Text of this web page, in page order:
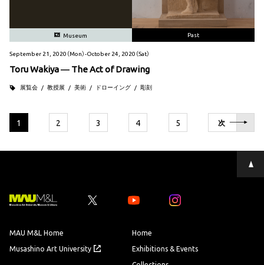
Museum Past
September 21, 2020（Mon）-October 24, 2020（Sat）
Toru Wakiya ― The Act of Drawing
展覧会 教授展 美術 ドローイング 彫刻
1 2 3 4 5 次
ペ
ー
Youtube Youtube
MAU M&L Home
Musashino Art University
Home
Exhibitions & Events